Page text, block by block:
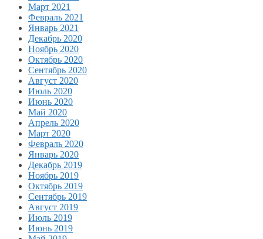
Март 2021
Февраль 2021
Январь 2021
Декабрь 2020
Ноябрь 2020
Октябрь 2020
Сентябрь 2020
Август 2020
Июль 2020
Июнь 2020
Май 2020
Апрель 2020
Март 2020
Февраль 2020
Январь 2020
Декабрь 2019
Ноябрь 2019
Октябрь 2019
Сентябрь 2019
Август 2019
Июль 2019
Июнь 2019